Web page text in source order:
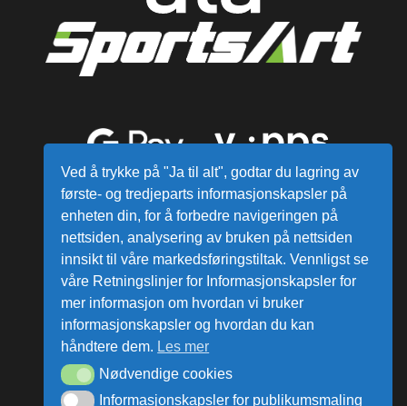
Alle varer sendes fra vårt lager i
Norge
ata Group AS © Alle rettigheter reservert.
Ved å trykke på "Ja til alt", godtar du lagring av
første- og tredjeparts informasjonskapsler på
enheten din, for å forbedre navigeringen på
nettsiden, analysering av bruken på nettsiden
innsikt til våre markedsføringstiltak. Vennligst se
våre Retningslinjer for Informasjonskapsler for
mer informasjon om hvordan vi bruker
informasjonskapsler og hvordan du kan
håndtere dem. Les mer
Nødvendige cookies
Informasjonskapsler for publikumsmaling